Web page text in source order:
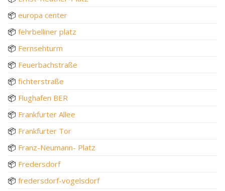
📦 europa center
📦 fehrbelliner platz
📦 Fernsehturm
📦 Feuerbachstraße
📦 fichterstraße
📦 Flughafen BER
📦 Frankfurter Allee
📦 Frankfurter Tor
📦 Franz-Neumann- Platz
📦 Fredersdorf
📦 fredersdorf-vogelsdorf